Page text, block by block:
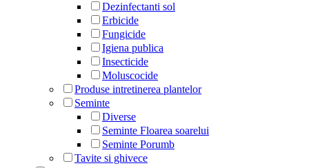
Dezinfectanti sol
Erbicide
Fungicide
Igiena publica
Insecticide
Moluscocide
Produse intretinerea plantelor
Seminte
Diverse
Seminte Floarea soarelui
Seminte Porumb
Tavite si ghivece